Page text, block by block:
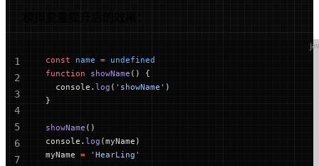
模拟变量提升后的效果：
const name = undefined
function showName () {
  console.
log ( 'showName' )
}
showName ()
console. log (myName)
myName = 'HearLing'
1
2
3
4
5
6
7